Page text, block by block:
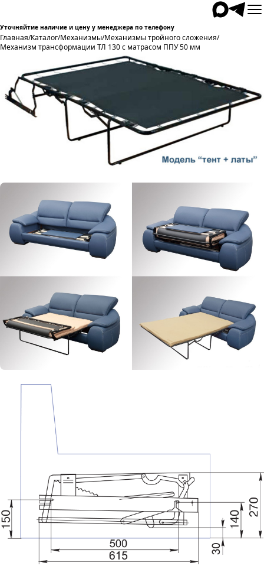
Уточняйтие наличие и цену у менеджера по телефону
Главная/Каталог/Механизмы/Механизмы тройного сложения/
Механизм трансформации ТЛ 130 с матрасом ППУ 50 мм